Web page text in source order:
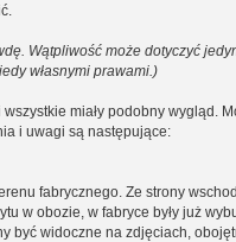
Wątpliwość może dotyczyć
własnymi prawami.)
miały podobny wygląd.
i uwagi są następujące:
fabrycznego. Ze strony
w obozie, w fabryce były już
być widoczne na zdjęciach,